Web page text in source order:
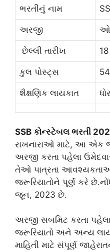
ભરતીનું નામ
અરજી
છેલ્લી તારીખ
કુલ પોસ્ટ્સ
શૈક્ષણિક લાયકાત
SSB કોન્સ્ટેબલ ભરતી
રાખનારાઓ માટે, આ એક
અરજી કરતા પહેલા
તેઓ પાત્રતા
જરૂરિયાતોને પૂર્ણ કરે
જૂન, 2023 છે.
અરજી સબમિટ કરતા
જરૂરિયાતો અને અન્ય
માહિતી માટે સંપૂર્ણ